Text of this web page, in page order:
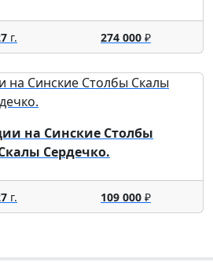
г. 274 000₽
на Синские Столбы
Сердечко.
г. 109 000₽